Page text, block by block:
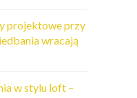
projektowe przy
wracają
w stylu loft –